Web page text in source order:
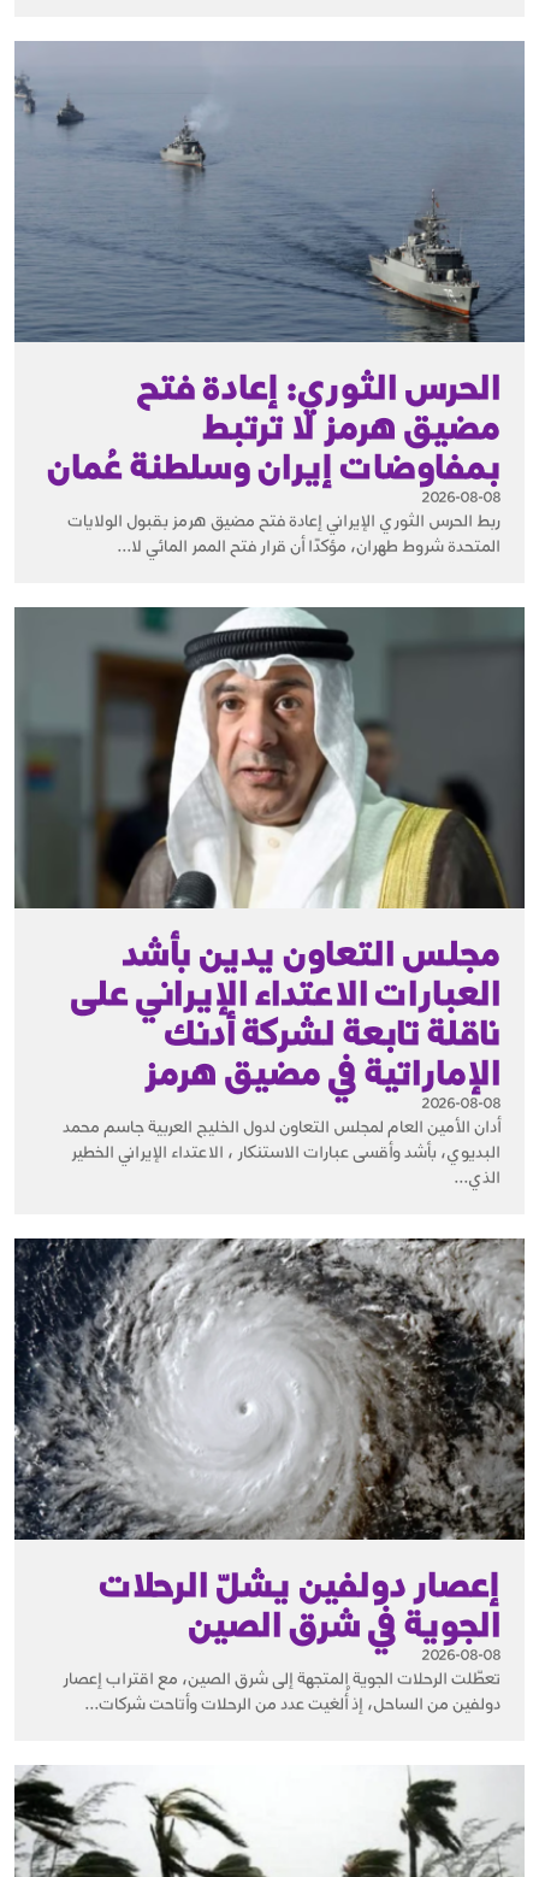
الحرس الثوري: إعادة فتح
مضيق هرمز لا ترتبط
بمفاوضات إيران وسلطنة عُمان
2026-08-08
ربط الحرس الثوري الإيراني إعادة فتح مضيق هرمز بقبول الولايات
المتحدة شروط طهران، مؤكدًا أن قرار فتح الممر المائي لا...
مجلس التعاون يدين بأشد
العبارات الاعتداء الإيراني على
ناقلة تابعة لشركة أدنك
الإماراتية في مضيق هرمز
2026-08-08
أدان الأمين العام لمجلس التعاون لدول الخليج العربية جاسم محمد
البديوي، بأشد وأقسى عبارات الاستنكار ، الاعتداء الإيراني الخطير
الذي...
إعصار دولفين يشلّ الرحلات
الجوية في شرق الصين
2026-08-08
تعطّلت الرحلات الجوية المتجهة إلى شرق الصين، مع اقتراب إعصار
دولفين من الساحل، إذ أُلغيت عدد من الرحلات وأتاحت شركات...